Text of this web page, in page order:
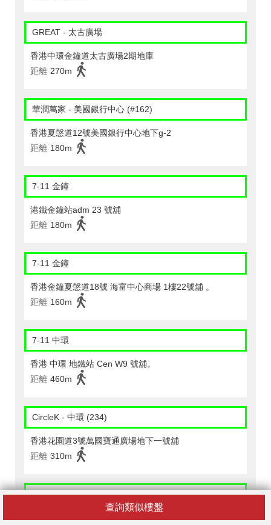
查詢類似樓盤
GREAT - 太古廣場
香港中環金鐘道太古廣場2期地庫
距離 270m
華潤萬家 - 美國銀行中心 (#162)
香港夏愨道12號美國銀行中心地下g-2
距離 180m
7-11 金鐘
港鐵金鐘站adm 23 號舖
距離 180m
7-11 金鐘
香港金鐘夏愨道18號 海富中心商場 1樓22號舖 。
距離 160m
7-11 中環
香港 中環 地鐵站 Cen W9 號舖。
距離 460m
CircleK - 中環 (234)
香港花園道3號萬國寶通廣場地下一號舖
距離 310m
CircleK - 中環 (258)
香港中環夏愨道十二號美國銀行中心一樓香港中文大學